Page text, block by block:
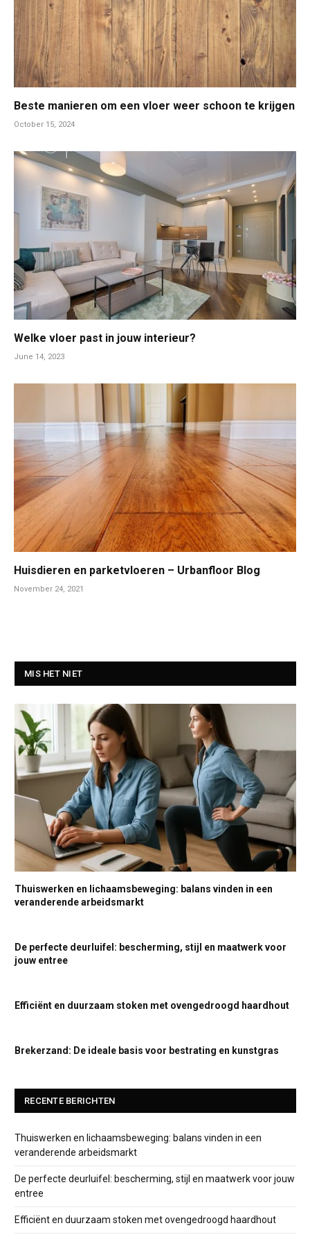
Beste manieren om een vloer weer schoon te krijgen
October 15, 2024
Welke vloer past in jouw interieur?
June 14, 2023
Huisdieren en parketvloeren – Urbanfloor Blog
November 24, 2021
MIS HET NIET
Thuiswerken en lichaamsbeweging: balans vinden in een
veranderende arbeidsmarkt
De perfecte deurluifel: bescherming, stijl en maatwerk voor
jouw entree
Efficiënt en duurzaam stoken met ovengedroogd haardhout
Brekerzand: De ideale basis voor bestrating en kunstgras
RECENTE BERICHTEN
Thuiswerken en lichaamsbeweging: balans vinden in een
veranderende arbeidsmarkt
De perfecte deurluifel: bescherming, stijl en maatwerk voor jouw
entree
Efficiënt en duurzaam stoken met ovengedroogd haardhout